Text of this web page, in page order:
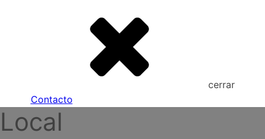
cerrar
Contacto
Local